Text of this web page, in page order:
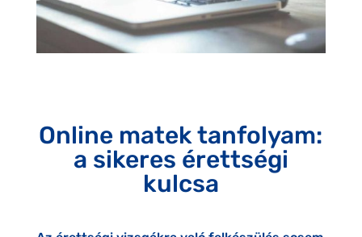
Online matek tanfolyam:
a sikeres érettségi
kulcsa